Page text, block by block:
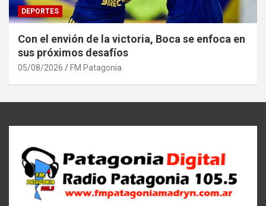
DEPORTES
Con el envión de la victoria, Boca se enfoca en
sus próximos desafíos
05/08/2026 FM Patagonia